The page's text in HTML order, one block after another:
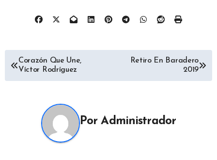
Navegación
de
entradas
Corazón Que Une,
Víctor Rodríguez
Retiro En Baradero
2019
PorAdministrador